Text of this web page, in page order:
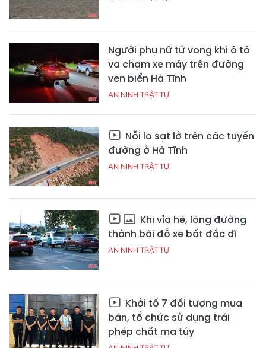
Người phụ nữ tử vong khi ô tô
va chạm xe máy trên đường
ven biển Hà Tĩnh
AN NINH TRẬT TỰ
Nỗi lo sạt lở trên các tuyến
đường ở Hà Tĩnh
AN NINH TRẬT TỰ
Khi vỉa hè, lòng đường
thành bãi đỗ xe bất đắc dĩ
AN NINH TRẬT TỰ
Khởi tố 7 đối tượng mua
bán, tổ chức sử dụng trái
phép chất ma túy